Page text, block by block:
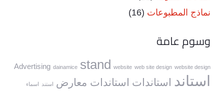
نماذج المطبوعات (16)
وسوم عامة
Advertising dainamice stand website web site design website design
استاند استاندات استاندات معارض استند اسماء